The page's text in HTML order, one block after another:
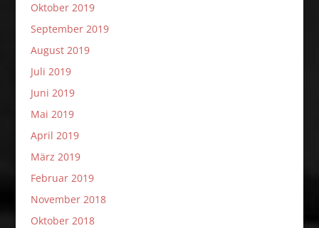
Oktober 2019
September 2019
August 2019
Juli 2019
Juni 2019
Mai 2019
April 2019
März 2019
Februar 2019
November 2018
Oktober 2018